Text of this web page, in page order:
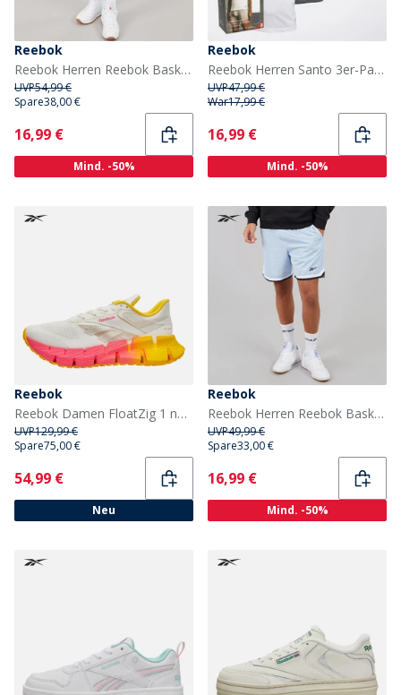
Reebok
Reebok Herren Reebok Basketball Grafik 7 Zoll Transition Shorts Heat Wave
UVP54,99 €
Spare38,00 €
Current
16,99 €
Mind. -50%
Reebok
Reebok Herren Santo 3er-Pack T Shirts Marineblau / Grau Meliert / Weiss
UVP47,99 €
War17,99 €
Current
16,99 €
Mind. -50%
Reebok
Reebok Damen FloatZig 1 neutrale Laufschuhe Chalk/Sand/Atomic Pink
UVP129,99 €
Spare75,00 €
Current
54,99 €
Neu
Reebok
Reebok Herren Reebok Basketball 7 Zoll Transition Shorts Y2K Blue
UVP49,99 €
Spare33,00 €
Current
16,99 €
Mind. -50%